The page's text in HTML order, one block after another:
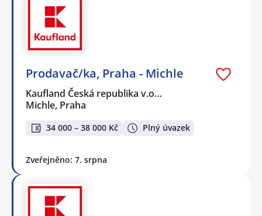
Prodavač/ka, Praha - Michle
Kaufland Česká republika v.o…
Michle, Praha
34 000 – 38 000 Kč Plný úvazek
Zveřejněno: 7. srpna